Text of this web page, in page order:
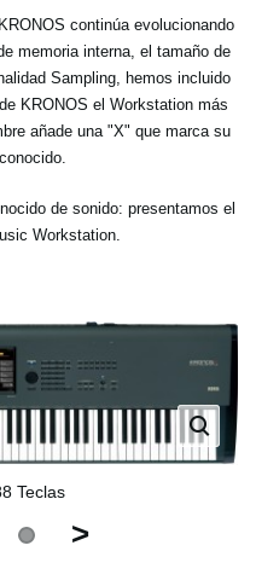
continúa evolucionando
memoria interna, el tamaño de
Sampling, hemos incluido
KRONOS el Workstation más
añade una "X" que marca su
de sonido: presentamos el
Workstation.
Teclas
>